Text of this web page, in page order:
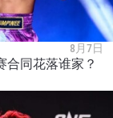
8月7日
合同花落谁家？